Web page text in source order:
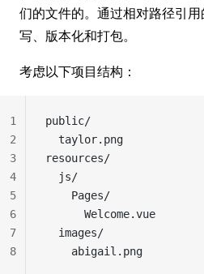
们的文件的。通过相对路径引
写、版本化和打包。
考虑以下项目结构：
public/
  taylor.png
resources/
  js/
    Pages/
      Welcome.vue
  images/
    abigail.png
1
2
3
4
5
6
7
8